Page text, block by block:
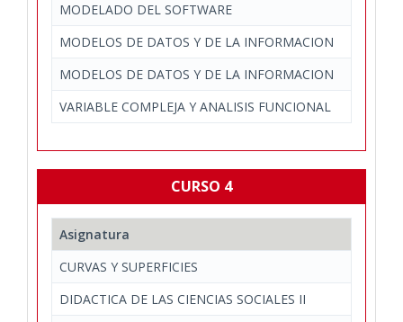
MODELADO DEL SOFTWARE
MODELOS DE DATOS Y DE LA INFORMACION
MODELOS DE DATOS Y DE LA INFORMACION
VARIABLE COMPLEJA Y ANALISIS FUNCIONAL
CURSO 4
Asignatura
CURVAS Y SUPERFICIES
DIDACTICA DE LAS CIENCIAS SOCIALES II